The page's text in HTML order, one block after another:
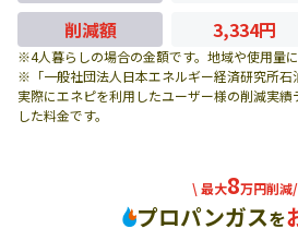
削減額 3,334円
※4人暮らしの場合の金額です。地域や使用量に
※「一般社団法人日本エネルギー経済研究所石
実際にエネピを利用したユーザー様の削減実
した料金です。
\ 最大8万円削減/
プロパンガスを